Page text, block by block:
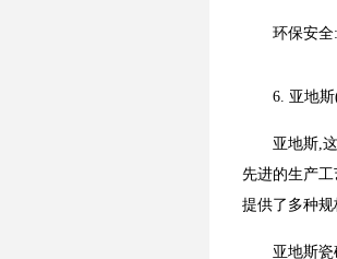
环保安全
6. 亚地
亚地斯,
先进的生产
提供了多种规
亚地斯